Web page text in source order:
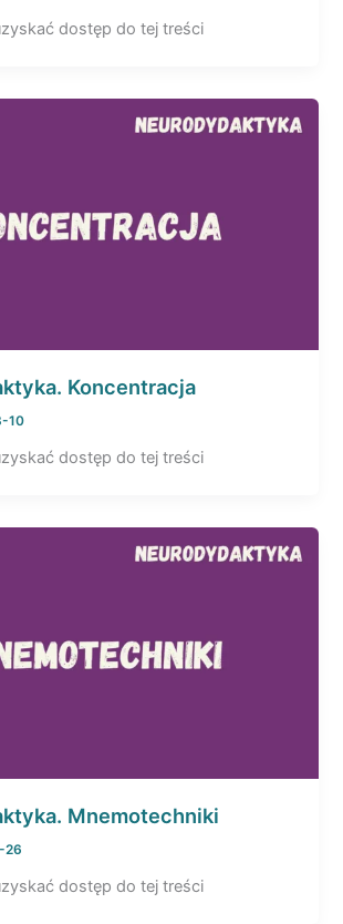
dostęp do tej treści
Koncentracja
10
dostęp do tej treści
Mnemotechniki
26
dostęp do tej treści